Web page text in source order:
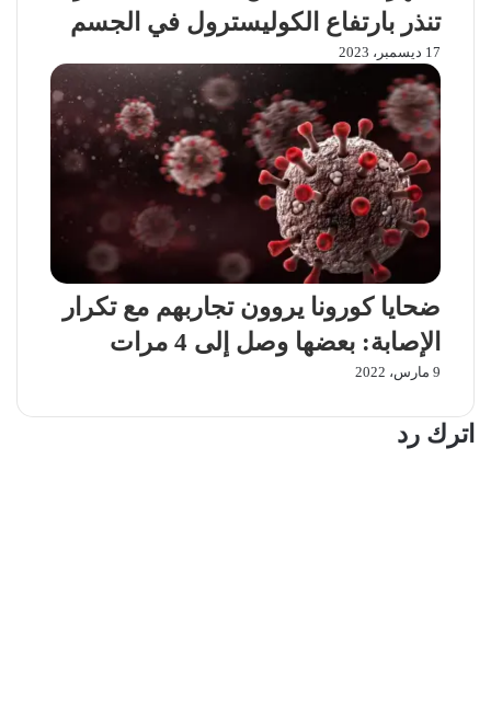
تنذر بارتفاع الكوليسترول في الجسم
17 ديسمبر، 2023
ضحايا كورونا يروون تجاربهم مع تكرار
الإصابة: بعضها وصل إلى 4 مرات
9 مارس، 2022
اترك رد